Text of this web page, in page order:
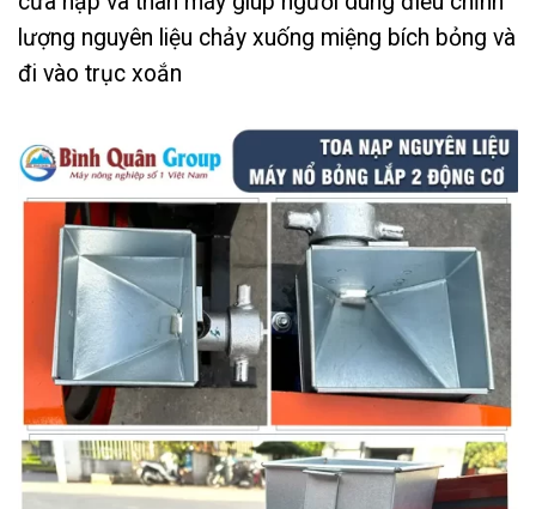
lượng nguyên liệu chảy xuống miệng bích bỏng và
đi vào trục xoắn